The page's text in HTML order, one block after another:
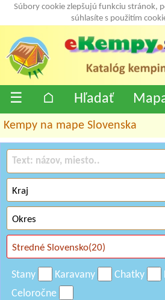
Súbory cookie zlepšujú funkciu stránok,
súhlasíte s použitím
☰ ⌂ Hľadať
Kempy na mape Slovenska
Stany Karavany Chatky
Celoročne